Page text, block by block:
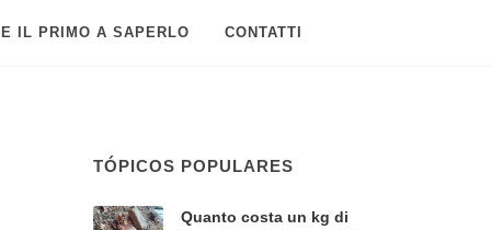
IL PRIMO A SAPERLO CONTATTI
TÓPICOS POPULARES
Quanto costa un kg di